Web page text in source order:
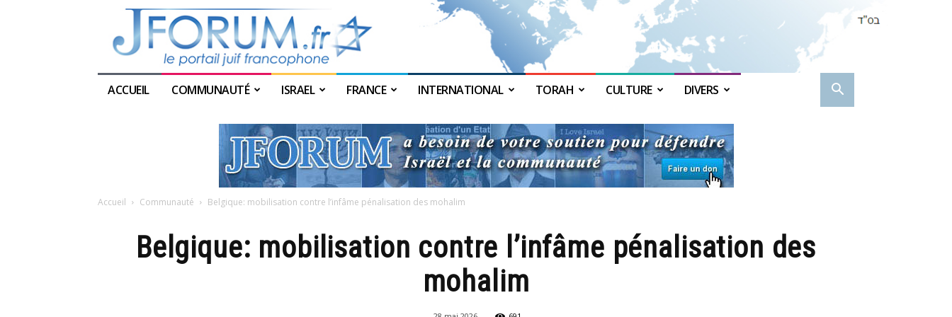
ACCUEIL COMMUNAUTÉ ISRAEL FRANCE INTERNATIONAL TORAH CULTURE DIVERS
Accueil Communauté Belgique: mobilisation contre l’infâme pénalisation des mohalim
Belgique: mobilisation contre l’infâme pénalisation des
mohalim